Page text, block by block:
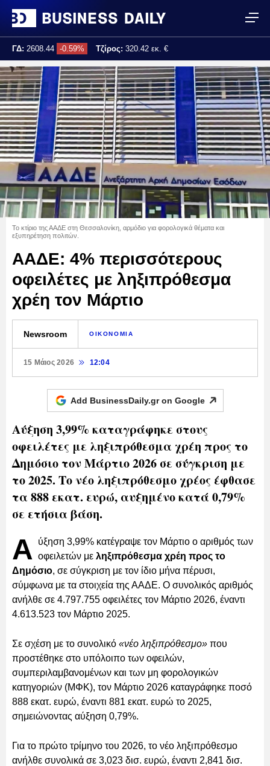
ΓΔ: 2608.44 -0.59% Τζίρος: 320.42 εκ. €
Τελ. ενημέρωση: 17:25:02
Το κτίριο της ΑΑΔΕ στη Θεσσαλονίκη, αρμόδιο για φορολογικά θέματα και
εξυπηρέτηση πολιτών.
ΑΑΔΕ: 4% περισσότερους
οφειλέτες με ληξιπρόθεσμα
χρέη τον Μάρτιο
Newsroom ΟΙΚΟΝΟΜΙΑ
15 Μάιος 2026 12:04
Add BusinessDaily.gr on Google
Αύξηση 3,99% καταγράφηκε στους
οφειλέτες με ληξιπρόθεσμα χρέη προς το
Δημόσιο τον Μάρτιο 2026 σε σύγκριση με
το 2025. Το νέο ληξιπρόθεσμο χρέος έφθασε
τα 888 εκατ. ευρώ, αυξημένο κατά 0,79%
σε ετήσια βάση.
Α
ύξηση 3,99% κατέγραψε τον Μάρτιο ο αριθμός των
οφειλετών με ληξιπρόθεσμα χρέη προς το
Δημόσιο, σε σύγκριση με τον ίδιο μήνα πέρυσι,
σύμφωνα με τα στοιχεία της ΑΑΔΕ. Ο συνολικός αριθμός
ανήλθε σε 4.797.755 οφειλέτες τον Μάρτιο 2026, έναντι
4.613.523 τον Μάρτιο 2025.
Σε σχέση με το συνολικό «νέο ληξιπρόθεσμο» που
προστέθηκε στο υπόλοιπο των οφειλών,
συμπεριλαμβανομένων και των μη φορολογικών
κατηγοριών (ΜΦΚ), τον Μάρτιο 2026 καταγράφηκε ποσό
888 εκατ. ευρώ, έναντι 881 εκατ. ευρώ το 2025,
σημειώνοντας αύξηση 0,79%.
Για το πρώτο τρίμηνο του 2026, το νέο ληξιπρόθεσμο
ανήλθε συνολικά σε 3,023 δισ. ευρώ, έναντι 2,841 δισ.